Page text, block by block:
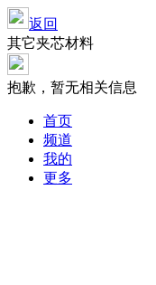
返回
其它夹芯材料
抱歉，暂无相关信息
首页
频道
我的
更多